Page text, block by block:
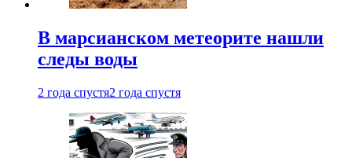
В марсианском метеорите нашли
следы воды
2 года спустя2 года спустя